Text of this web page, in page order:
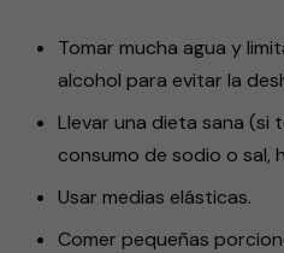
Tomar mucha agua y
alcohol para evitar la
Llevar una dieta sana (si
consumo de sodio o sal,
Usar medias elásticas.
Comer pequeñas